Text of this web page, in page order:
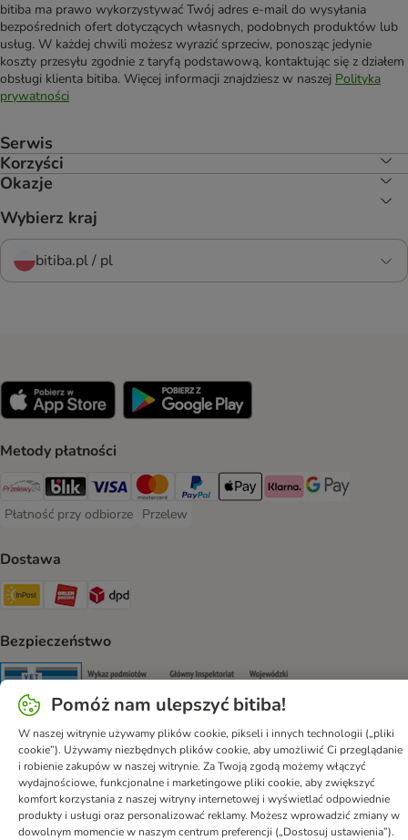
bitiba ma prawo wykorzystywać Twój adres e-mail do wysyłania
bezpośrednich ofert dotyczących własnych, podobnych produktów lub
usług. W każdej chwili możesz wyrazić sprzeciw, ponosząc jedynie
koszty przesyłu zgodnie z taryfą podstawową, kontaktując się z działem
obsługi klienta bitiba. Więcej informacji znajdziesz w naszej Polityka
prywatności
Serwis
Korzyści
Okazje
Wybierz kraj
bitiba.pl / pl
Metody płatności
Przelewy24 Payment Method
Blik Payment Method
VISA Payment Method
MasterCard Payment Method
PayPal Payment Method
Apple Pay Payment Method
Klarna Payment Method
Google Pay
Płatność przy odbiorze
Płatność przy odbiorze Payment Method
Przelew
Przelew Payment Method
Dostawa
InPost Shipping Method
ORLEN Paczka. Shipping Method
Bezpieczeństwo
Security Security Security
Pomoc Regulamin Polityka prywatności
Impressum
Newsletter
Informacje o przesyłce
Metody płatności
Pomóż nam ulepszyć bitiba!
W naszej witrynie używamy plików cookie, pikseli i innych technologii („pliki
cookie”). Używamy niezbędnych plików cookie, aby umożliwić Ci przeglądanie
i robienie zakupów w naszej witrynie. Za Twoją zgodą możemy włączyć
wydajnościowe, funkcjonalne i marketingowe pliki cookie, aby zwiększyć
komfort korzystania z naszej witryny internetowej i wyświetlać odpowiednie
produkty i usługi oraz personalizować reklamy. Możesz wprowadzić zmiany w
dowolnym momencie w naszym centrum preferencji („Dostosuj ustawienia”).